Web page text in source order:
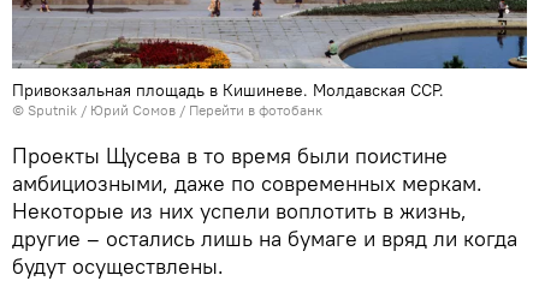
Привокзальная площадь в Кишиневе. Молдавская ССР.
© Sputnik / Юрий Сомов / Перейти в фотобанк
Проекты Щусева в то время были поистине
амбициозными, даже по современных меркам.
Некоторые из них успели воплотить в жизнь,
другие – остались лишь на бумаге и вряд ли когда
будут осуществлены.